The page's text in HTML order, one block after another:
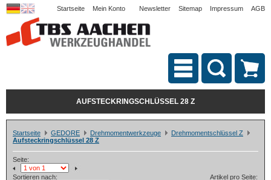
Startseite Mein Konto Newsletter Sitemap Impressum AGB
AUFSTECKRINGSCHLÜSSEL 28 Z
Startseite GEDORE Drehmomentwerkzeuge
Drehmomentschlüssel Z
Aufsteckringschlüssel 28 Z
Seite:
Sortieren nach: Artikel pro Seite: